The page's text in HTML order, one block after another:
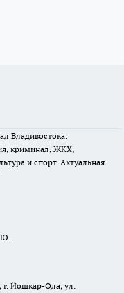
Владивостока.
криминал, ЖКХ,
и спорт. Актуальная
г. Йошкар-Ола, ул.